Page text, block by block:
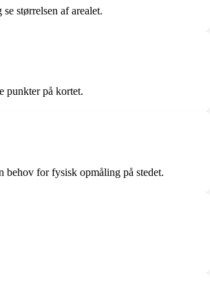
størrelsen af arealet.
punkter på kortet.
behov for fysisk opmåling på stedet.